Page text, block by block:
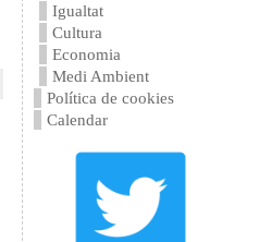
Igualtat
Cultura
Economia
Medi Ambient
Política de cookies
Calendar